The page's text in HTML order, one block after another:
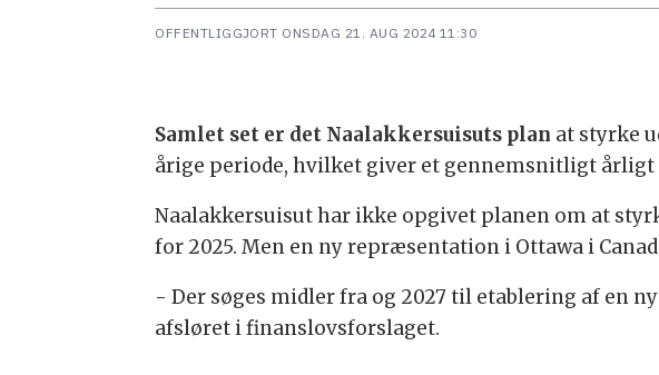
OFFENTLIGGJORT ONSDAG 21. AUG 2024 11:30
Samlet set er det Naalakkersuisuts plan at styrke
årige periode, hvilket giver et gennemsnitligt
Naalakkersuisut har ikke opgivet planen om at
for 2025. Men en ny repræsentation i Ottawa i
- Der søges midler fra og 2027 til etablering af en
afsløret i finanslovsforslaget.